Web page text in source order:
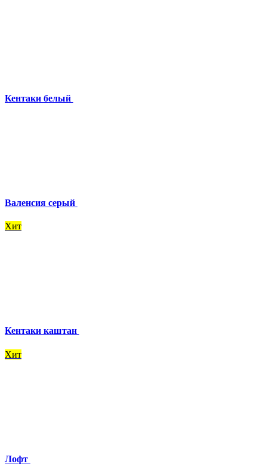
Кентаки белый
Валенсия серый
Хит
Кентаки каштан
Хит
Лофт